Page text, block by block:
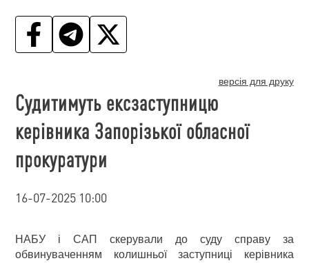
версія для друку
Судитимуть ексзаступницю
керівника Запорізької обласної
прокуратури
16-07-2025 10:00
НАБУ і САП скерували до суду справу за
обвинуваченням колишньої заступниці керівника